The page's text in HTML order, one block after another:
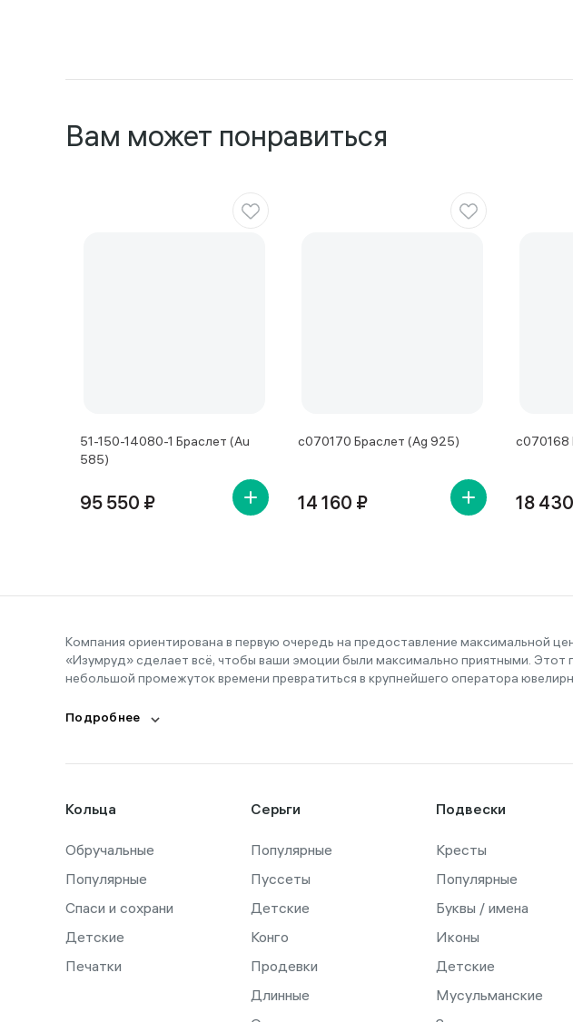
Вам может понравиться
51-150-14080-1 Браслет (Au
585)
95 550 ₽
с070170 Браслет (Ag 925)
14 160 ₽
с070168
18
Компания ориентирована в первую очередь на предоставление максимальной
«Изумруд» сделает всё, чтобы ваши эмоции были максимально приятными. Этот
небольшой промежуток времени превратиться в крупнейшего оператора
Подробнее
Кольца
Обручальные
Популярные
Спаси и сохрани
Детские
Печатки
Серьги
Популярные
Пуссеты
Детские
Конго
Продевки
Длинные
Подвески
Кресты
Популярные
Буквы / имена
Иконы
Детские
Мусульманские